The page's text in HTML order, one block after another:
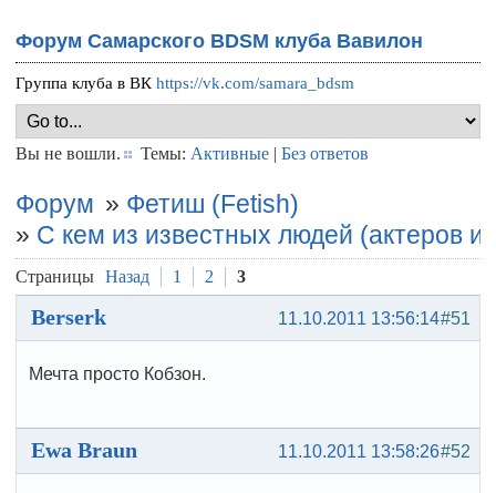
Форум Самарского BDSM клуба Вавилон
Группа клуба в ВКhttps://vk.com/samara_bdsm
Вы не вошли. Темы: Активные |Без ответов
Форум » Фетиш (Fetish)
» С кем из известных людей (актеров
Страницы Назад 1 2 3
#51
11.10.2011 13:56:14
Berserk
Мечта просто Кобзон.
#52
11.10.2011 13:58:26
Ewa Braun